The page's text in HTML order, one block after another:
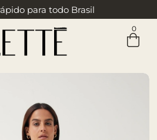
para todo Brasil
em até 3x sem juros
0